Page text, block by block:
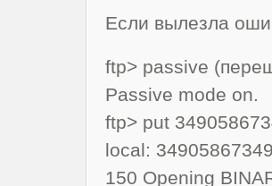
Если вылезла
ftp> passive
Passive mode on.
ftp> put
local:
150 Opening